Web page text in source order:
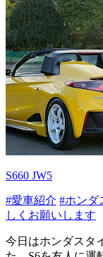
S660 JW5
#愛車紹介 #ホンダ
しくお願いします
今日はホンダスタ